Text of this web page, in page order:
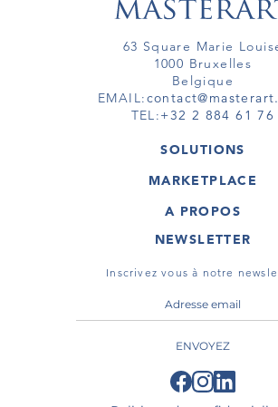
63 Square Marie
1000 Bruxelles
Belgique
EMAIL:
TEL:+32 2 884 61 76
SOLUTIONS
GALERIE
ARTISTE
TOUR VIRTUEL
MARKETPLACE
OEUVRES D'ART
TOURS VIRTUELS
A PROPOS
MASTERART
CONDITIONS
NEWSLETTER
Inscrivez vous à notre
ENVOYEZ